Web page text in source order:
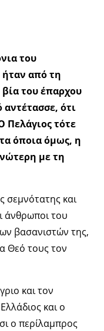
του
ήταν από τη
βία του έπαρχου
αντέτασσε, ότι
Πελάγιος τότε
όποια όμως, η
με τη
σεμνότατης και
άνθρωποι του
βασανιστών της,
Θεό τους τον
και τον
και ο
ο περίλαμπρος